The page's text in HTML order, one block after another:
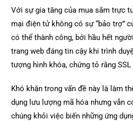
Với sự gia tăng của mua sắm trực
mại điện tử không có sự “bảo trợ”
có thể thành công, bởi hầu hết
trang web đáng tin cậy khi trình
tượng hình khóa, chứng tỏ rằng
Khó khăn trong vấn đề này là làm
dụng lưu lượng mã hóa nhưng vẫn
chúng khỏi việc biến những ứng